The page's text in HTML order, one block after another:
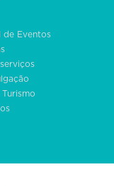
de Eventos